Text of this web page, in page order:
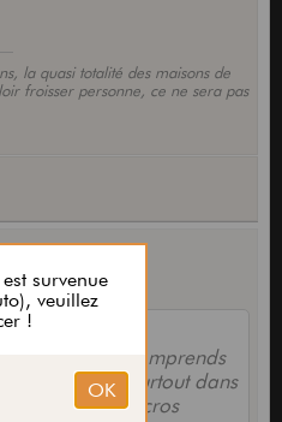
la quasi totalité des maisons de
froisser personne, ce ne sera pas
12:09
mais je comprends
condos et surtout dans
le son des micros